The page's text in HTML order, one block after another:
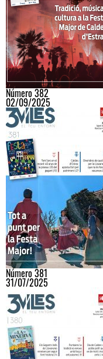
Número 382
02/09/2025
Número 381
31/07/2025